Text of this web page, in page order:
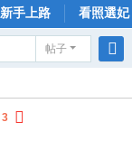
新手上路 看照選妃
帖子
索
3